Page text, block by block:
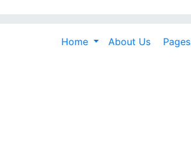
Home About Us Pages